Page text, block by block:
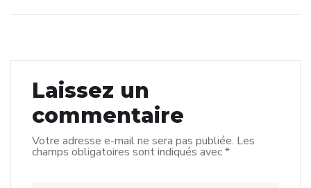
Laissez un
commentaire
Votre adresse e-mail ne sera pas publiée. Les
champs obligatoires sont indiqués avec*